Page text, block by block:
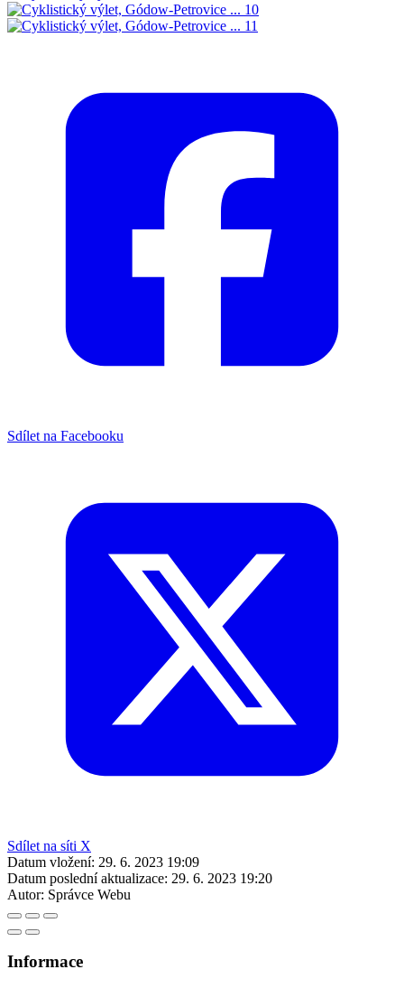
Sdílet na Facebooku
Sdílet na síti X
Datum vložení: 29. 6. 2023 19:09
Datum poslední aktualizace: 29. 6. 2023 19:20
Autor: Správce Webu
Informace